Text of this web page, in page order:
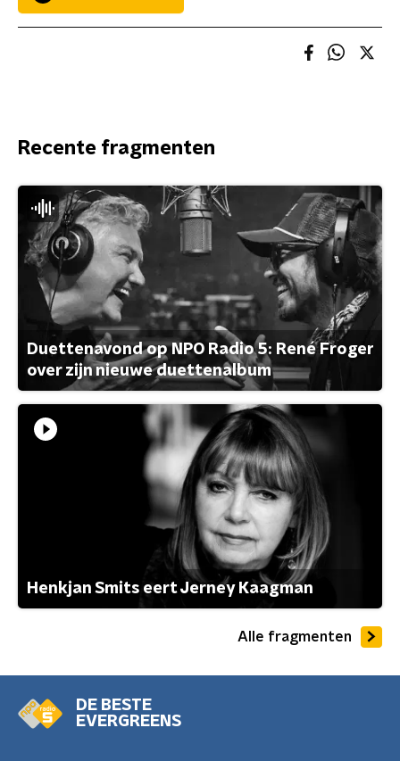
Recente fragmenten
Duettenavond op NPO Radio 5: René Froger
over zijn nieuwe duettenalbum
Henkjan Smits eert Jerney Kaagman
Alle fragmenten
DE BESTE
EVERGREENS